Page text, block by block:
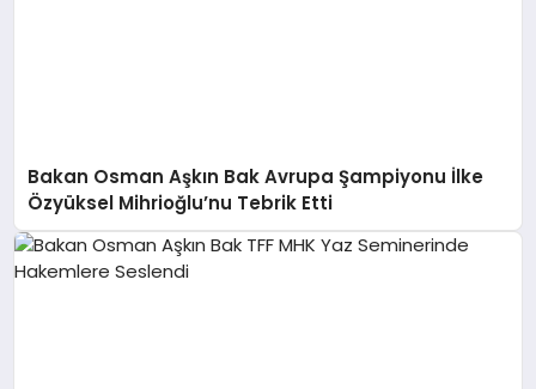
Bakan Osman Aşkın Bak Avrupa Şampiyonu İlke
Özyüksel Mihrioğlu’nu Tebrik Etti